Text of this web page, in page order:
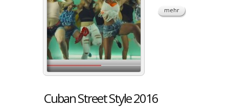
FREDDY
KAYANCO
MASTER
mehr
Cuban Street Style 2016